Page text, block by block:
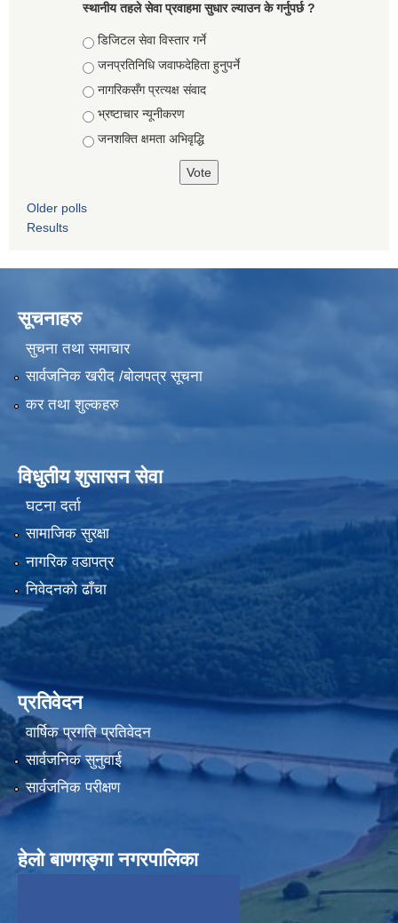
स्थानीय तहले सेवा प्रवाहमा सुधार ल्याउन के गर्नुपर्छ ?
Choices
डिजिटल सेवा विस्तार गर्ने
जनप्रतिनिधि जवाफदेहिता हुनुपर्ने
नागरिकसँग प्रत्यक्ष संवाद
भ्रष्टाचार न्यूनीकरण
जनशक्ति क्षमता अभिवृद्धि
Older polls
Results
सूचनाहरु
सुचना तथा समाचार
सार्वजनिक खरीद /बोलपत्र सूचना
कर तथा शुल्कहरु
विधुतीय शुसासन सेवा
घटना दर्ता
सामाजिक सुरक्षा
नागरिक वडापत्र
निवेदनको ढाँचा
प्रतिवेदन
वार्षिक प्रगति प्रतिवेदन
सार्वजनिक सुनुवाई
सार्वजनिक परीक्षण
हेलाे बाणगङ्गा नगरपालिका